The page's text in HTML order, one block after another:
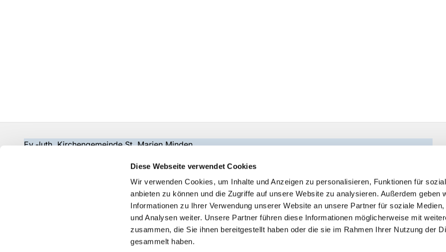
Diese Webseite verwendet Cookies
Wir verwenden Cookies, um Inhalte und Anzeigen zu personalisieren, Funktionen für
anbieten zu können und die Zugriffe auf unsere Website zu analysieren. Außerdem geben
Informationen zu Ihrer Verwendung unserer Website an unsere Partner für soziale Medien,
und Analysen weiter. Unsere Partner führen diese Informationen möglicherweise mit
zusammen, die Sie ihnen bereitgestellt haben oder die sie im Rahmen Ihrer Nutzung der
gesammelt haben.
Ev.-luth. Kirchengemeinde St. Marien Minden